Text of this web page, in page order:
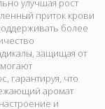
улучшая рост
приток крови
более
защищая от
гарантируя, что
аромат
и